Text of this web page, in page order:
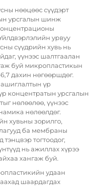
нөөцөөс сүүдэрт
урсгалын шинж
урвуу
сүүдрийн хувь нь
үүнээс шалтгаалан
буй микропластикын
дахин нөгөөршдөг.
үр
концентратын урсгалын
нөлөөлөө, үүнээс
нөлөөлдөг.
хувьны зорилго,
ба мембраны
тогтоодог,
нь ажиллах хүрээ
хангаж буй.
удаан
шаардагдах